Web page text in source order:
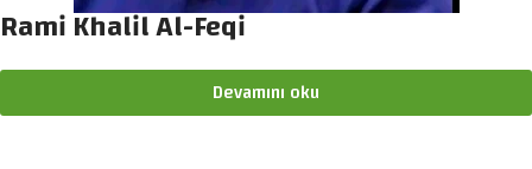
Rami Khalil Al-Feqi
Devamını oku